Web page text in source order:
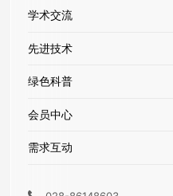
学术交流
先进技术
绿色科普
会员中心
需求互动